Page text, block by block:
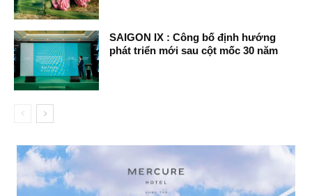
SAIGON IX : Công bố định hướng
phát triển mới sau cột mốc 30 năm